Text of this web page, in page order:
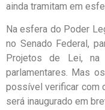
ainda tramitam em
Na esfera do Poder
no Senado Federal,
Projetos de Lei,
parlamentares. Mas
possível verificar com
será inaugurado em